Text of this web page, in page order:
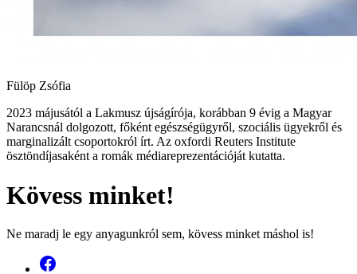
Fülöp Zsófia
2023 májusától a Lakmusz újságírója, korábban 9 évig a Magyar
Narancsnál dolgozott, főként egészségügyről, szociális ügyekről és
marginalizált csoportokról írt. Az oxfordi Reuters Institute
ösztöndíjasaként a romák médiareprezentációját kutatta.
Kövess minket!
Ne maradj le egy anyagunkról sem, kövess minket máshol is!